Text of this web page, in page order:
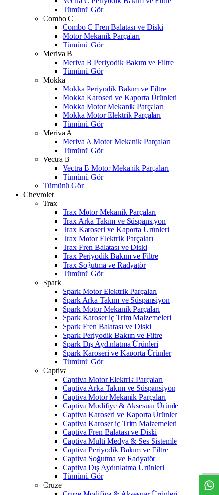
Tümünü Gör
Combo C
Combo C Fren Balatası ve Diski
Motor Mekanik Parçaları
Tümünü Gör
Meriva B
Meriva B Periyodik Bakım ve Filtre
Tümünü Gör
Mokka
Mokka Periyodik Bakım ve Filtre
Mokka Karoseri ve Kaporta Ürünleri
Mokka Motor Mekanik Parçaları
Mokka Motor Elektrik Parçaları
Tümünü Gör
Meriva A
Meriva A Motor Mekanik Parçaları
Tümünü Gör
Vectra B
Vectra B Motor Mekanik Parçaları
Tümünü Gör
Tümünü Gör
Chevrolet
Trax
Trax Motor Mekanik Parçaları
Trax Arka Takım ve Süspansiyon
Trax Karoseri ve Kaporta Ürünleri
Trax Motor Elektrik Parçaları
Trax Fren Balatası ve Diski
Trax Periyodik Bakım ve Filtre
Trax Soğutma ve Radyatör
Tümünü Gör
Spark
Spark Motor Elektrik Parçaları
Spark Arka Takım ve Süspansiyon
Spark Motor Mekanik Parçaları
Spark Karoser iç Trim Malzemeleri
Spark Fren Balatası ve Diski
Spark Periyodik Bakım ve Filtre
Spark Dış Aydınlatma Ürünleri
Spark Karoseri ve Kaporta Ürünler
Tümünü Gör
Captiva
Captiva Motor Elektrik Parçaları
Captiva Arka Takım ve Süspansiyon
Captiva Motor Mekanik Parçaları
Captiva Modifiye & Aksesuar Ürünle
Captiva Karoseri ve Kaporta Ürünler
Captiva Karoser iç Trim Malzemeleri
Captiva Fren Balatası ve Diski
Captiva Multi Medya & Ses Sistemle
Captiva Periyodik Bakım ve Filtre
Captiva Soğutma ve Radyatör
Captiva Dış Aydınlatma Ürünleri
Tümünü Gör
Cruze